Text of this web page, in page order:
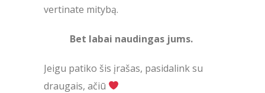
vertinate mitybą.
Bet labai naudingas jums.
Jeigu patiko šis įrašas, pasidalink su
draugais, ačiū